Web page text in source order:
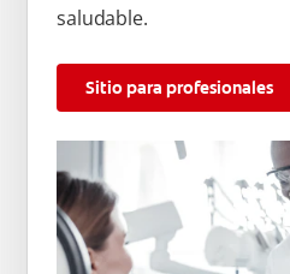
saludable.
Sitio para profesionales